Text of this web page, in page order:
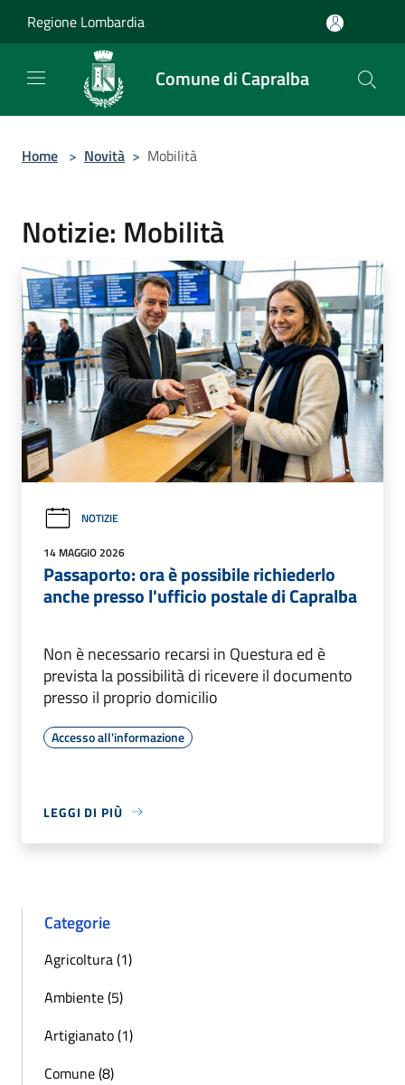
Regione Lombardia
Comune di Capralba
Home > Novità > Mobilità
Notizie: Mobilità
NOTIZIE
14 MAGGIO 2026
Passaporto: ora è possibile richiederlo
anche presso l'ufficio postale di Capralba
Non è necessario recarsi in Questura ed è
prevista la possibilità di ricevere il documento
presso il proprio domicilio
Accesso all'informazione
LEGGI DI PIÙ
Categorie
Agricoltura (1)
Ambiente (5)
Artigianato (1)
Comune (8)